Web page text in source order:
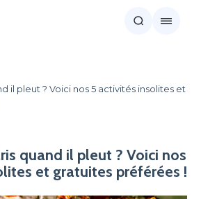
il pleut ? Voici nos 5 activités insolites et
quand il pleut ? Voici nos
et gratuites préférées !